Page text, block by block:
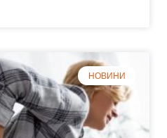
НОВИНИ